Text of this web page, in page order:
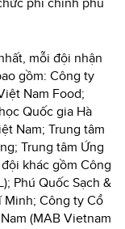
mỗi đội nhận
gồm: Công ty
Nam Food;
Quốc gia Hà
Nam; Trung tâm
Trung tâm Ứng
khác gồm Công
Phú Quốc Sạch &
Công ty Cổ
(MAB Vietnam